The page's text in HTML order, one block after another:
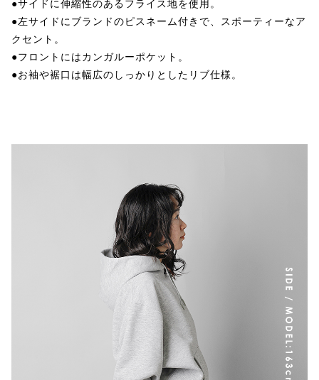
●サイドに伸縮性のあるフライス地を使用。
●左サイドにブランドのピスネーム付きで、スポーティーなア
クセント。
●フロントにはカンガルーポケット。
●お袖や裾口は幅広のしっかりとしたリブ仕様。